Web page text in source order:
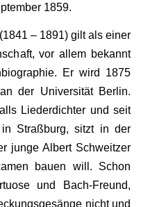
1859.
– 1891) gilt als einer
vor allem bekannt
Er wird 1875
der Universität Berlin.
Liederdichter und seit
Straßburg, sitzt in der
junge Albert Schweitzer
bauen will. Schon
und Bach-Freund,
nicht und